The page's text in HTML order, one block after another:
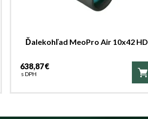
Ďalekohľad MeoPro Air 10x42 HD
638,87 €
s DPH